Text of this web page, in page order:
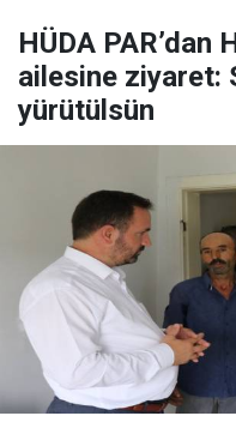
HÜDA PAR’dan
ailesine ziyaret:
yürütülsün